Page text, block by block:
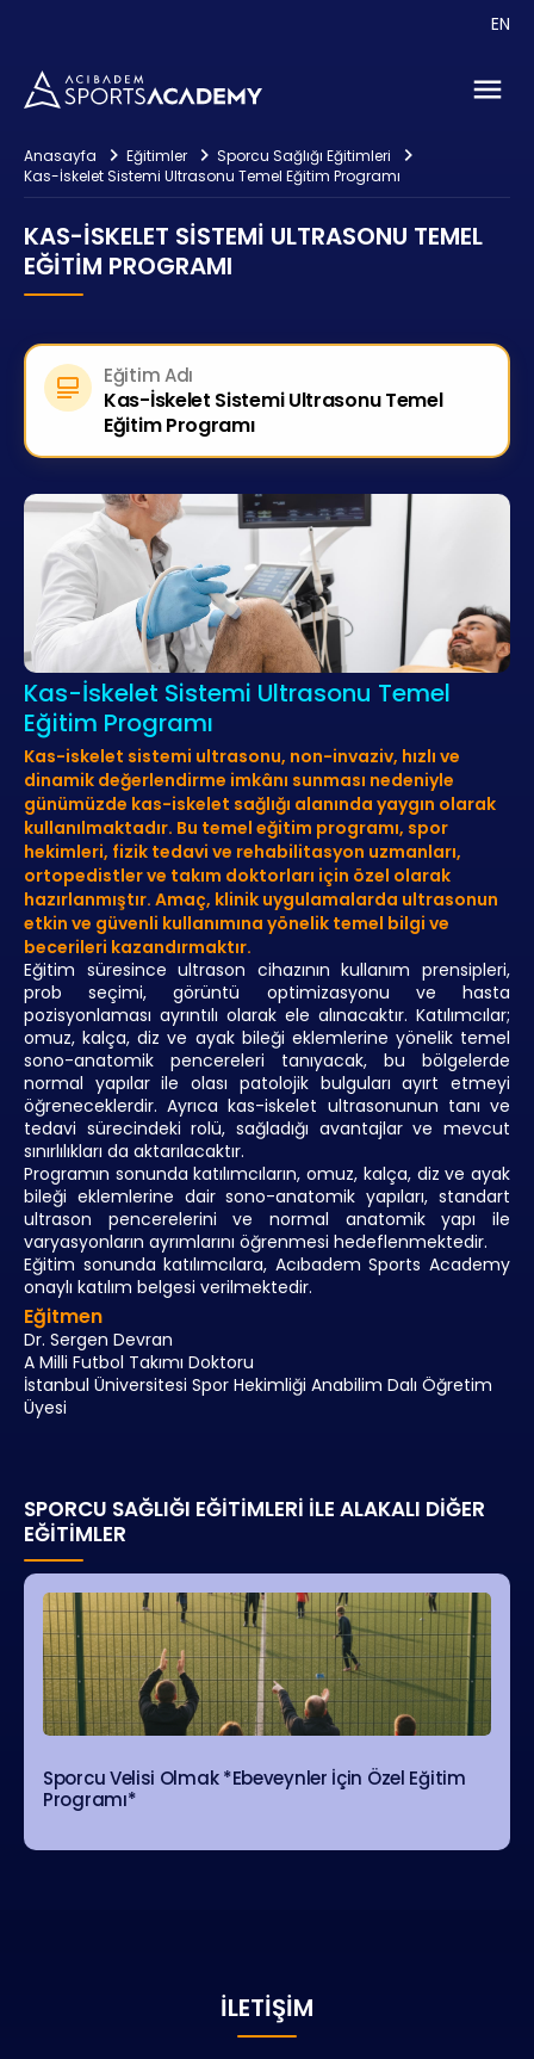
EN
İletişim
Anasayfa Eğitimler
Sporcu Sağlığı Eğitimleri
Kas-İskelet Sistemi Ultrasonu Temel Eğitim Programı
KAS-İSKELET SISTEMI ULTRASONU TEMEL
EĞITIM PROGRAMI
Kas-İskelet Sistemi Ultrasonu Temel
Eğitim Programı
Kas-iskelet sistemi ultrasonu, non-invaziv, hızlı ve
dinamik değerlendirme imkânı sunması nedeniyle
günümüzde kas-iskelet sağlığı alanında yaygın olarak
kullanılmaktadır. Bu temel eğitim programı, spor
hekimleri, fizik tedavi ve rehabilitasyon uzmanları,
ortopedistler ve takım doktorları için özel olarak
hazırlanmıştır. Amaç, klinik uygulamalarda ultrasonun
etkin ve güvenli kullanımına yönelik temel bilgi ve
becerileri kazandırmaktır.
Eğitim süresince ultrason cihazının kullanım prensipleri,
prob seçimi, görüntü optimizasyonu ve hasta
pozisyonlaması ayrıntılı olarak ele alınacaktır. Katılımcılar;
omuz, kalça, diz ve ayak bileği eklemlerine yönelik temel
sono-anatomik pencereleri tanıyacak, bu bölgelerde
normal yapılar ile olası patolojik bulguları ayırt etmeyi
öğreneceklerdir. Ayrıca kas-iskelet ultrasonunun tanı ve
tedavi sürecindeki rolü, sağladığı avantajlar ve mevcut
sınırlılıkları da aktarılacaktır.
Programın sonunda katılımcıların, omuz, kalça, diz ve ayak
bileği eklemlerine dair sono-anatomik yapıları, standart
ultrason pencerelerini ve normal anatomik yapı ile
varyasyonların ayrımlarını öğrenmesi hedeflenmektedir.
Eğitim sonunda katılımcılara, Acıbadem Sports Academy
onaylı katılım belgesi verilmektedir.
Eğitmen
Dr. Sergen Devran
A Milli Futbol Takımı Doktoru
İstanbul Üniversitesi Spor Hekimliği Anabilim Dalı Öğretim
Üyesi
SPORCU SAĞLIĞI EĞITIMLERI İLE ALAKALI DIĞER
EĞITIMLER
Sporcu Velisi Olmak *Ebeveynler İçin Özel Eğitim
Programı*
Eğitim Adı
Kas-İskelet Sistemi Ultrasonu Temel
Eğitim Programı
İLETIŞIM